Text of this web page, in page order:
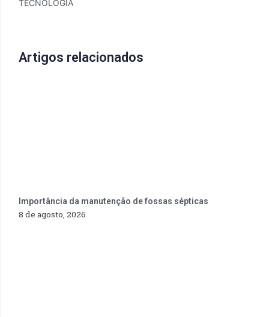
TECNOLOGIA
Artigos relacionados
Importância da manutenção de fossas sépticas
8 de agosto, 2026